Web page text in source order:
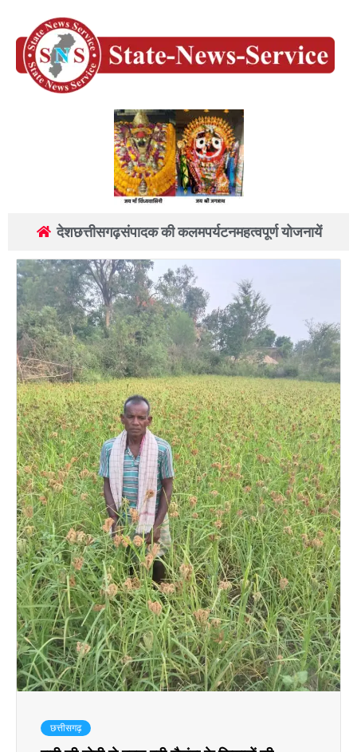
देशछत्तीसगढ़संपादक की कलमपर्यटनमहत्वपूर्ण योजनायें
छत्तीसगढ़